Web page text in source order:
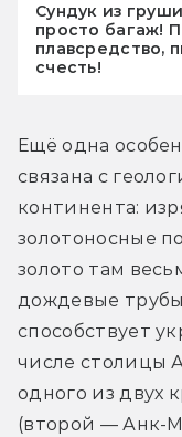
Сундук из
просто багаж!
плавсредство,
счесть!
Ещё одна
связана с
континента:
золотоносные
золото там
дождевые
способствует
числе столицы
одного из двух
(второй — Анк-